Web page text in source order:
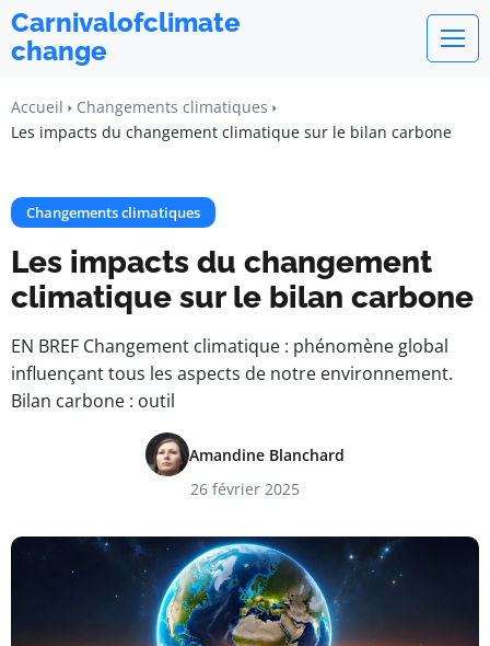
Carnivalofclimate
change
Accueil
Changements climatiques
Les impacts du changement climatique sur le bilan carbone
Changements climatiques
Les impacts du changement
climatique sur le bilan carbone
EN BREF Changement climatique : phénomène global
influençant tous les aspects de notre environnement.
Bilan carbone : outil
Amandine Blanchard
26 février 2025